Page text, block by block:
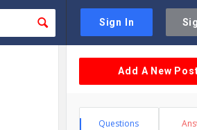
Sign In
Sidebar
Add A New
Stats
Questions